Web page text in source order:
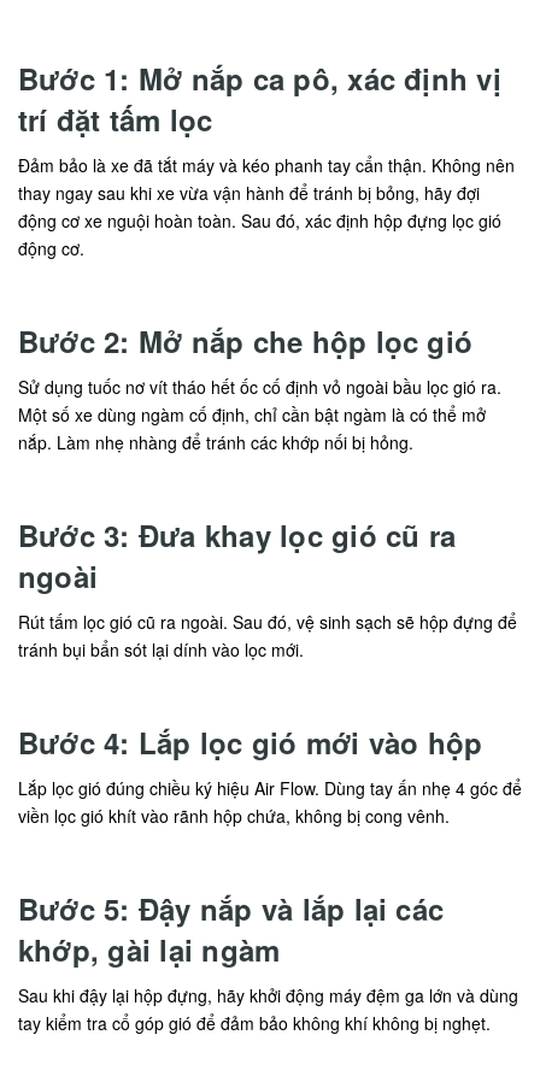
Bước 1: Mở nắp ca pô, xác định vị
trí đặt tấm lọc
Đảm bảo là xe đã tắt máy và kéo phanh tay cẩn thận. Không nên
thay ngay sau khi xe vừa vận hành để tránh bị bỏng, hãy đợi
động cơ xe nguội hoàn toàn. Sau đó, xác định hộp đựng lọc gió
động cơ.
Bước 2: Mở nắp che hộp lọc gió
Sử dụng tuốc nơ vít tháo hết ốc cố định vỏ ngoài bầu lọc gió ra.
Một số xe dùng ngàm cố định, chỉ cần bật ngàm là có thể mở
nắp. Làm nhẹ nhàng để tránh các khớp nối bị hỏng.
Bước 3: Đưa khay lọc gió cũ ra
ngoài
Rút tấm lọc gió cũ ra ngoài. Sau đó, vệ sinh sạch sẽ hộp đựng để
tránh bụi bẩn sót lại dính vào lọc mới.
Bước 4: Lắp lọc gió mới vào hộp
Lắp lọc gió đúng chiều ký hiệu Air Flow. Dùng tay ấn nhẹ 4 góc để
viền lọc gió khít vào rãnh hộp chứa, không bị cong vênh.
Bước 5: Đậy nắp và lắp lại các
khớp, gài lại ngàm
Sau khi đậy lại hộp đựng, hãy khởi động máy đệm ga lớn và dùng
tay kiểm tra cổ góp gió để đảm bảo không khí không bị nghẹt.